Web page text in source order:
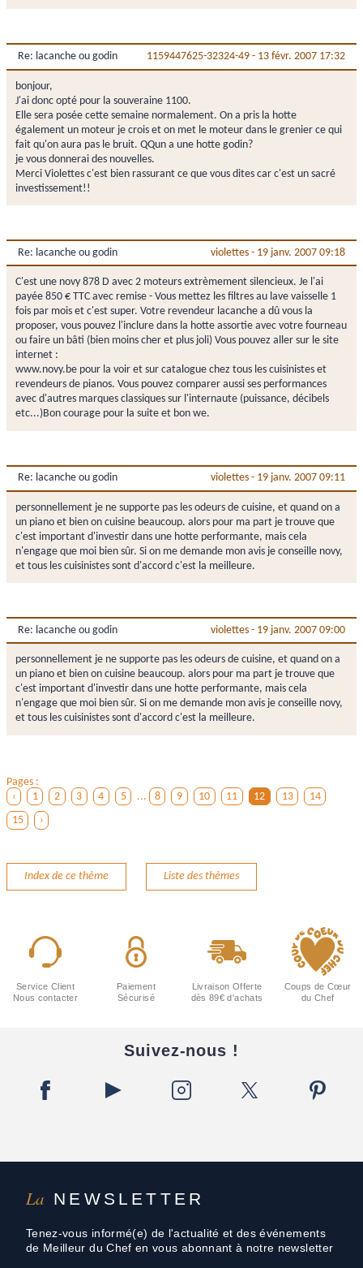
Re: lacanche ou godin 1159447625-32324-49 - 13 févr. 2007 17:32
bonjour,
J'ai donc opté pour la souveraine 1100.
Elle sera posée cette semaine normalement. On a pris la hotte
également un moteur je crois et on met le moteur dans le grenier ce qui
fait qu'on aura pas le bruit. QQun a une hotte godin?
je vous donnerai des nouvelles.
Merci Violettes c'est bien rassurant ce que vous dites car c'est un sacré
investissement!!
Re: lacanche ou godin violettes - 19 janv. 2007 09:18
C'est une novy 878 D avec 2 moteurs extrèmement silencieux. Je l'ai
payée 850 € TTC avec remise - Vous mettez les filtres au lave vaisselle 1
fois par mois et c'est super. Votre revendeur lacanche a dû vous la
proposer, vous pouvez l'inclure dans la hotte assortie avec votre fourneau
ou faire un bâti (bien moins cher et plus joli) Vous pouvez aller sur le site
internet :
www.novy.be pour la voir et sur catalogue chez tous les cuisinistes et
revendeurs de pianos. Vous pouvez comparer aussi ses performances
avec d'autres marques classiques sur l'internaute (puissance, décibels
etc...)Bon courage pour la suite et bon we.
Re: lacanche ou godin violettes - 19 janv. 2007 09:11
personnellement je ne supporte pas les odeurs de cuisine, et quand on a
un piano et bien on cuisine beaucoup. alors pour ma part je trouve que
c'est important d'investir dans une hotte performante, mais cela
n'engage que moi bien sûr. Si on me demande mon avis je conseille novy,
et tous les cuisinistes sont d'accord c'est la meilleure.
Re: lacanche ou godin violettes - 19 janv. 2007 09:00
personnellement je ne supporte pas les odeurs de cuisine, et quand on a
un piano et bien on cuisine beaucoup. alors pour ma part je trouve que
c'est important d'investir dans une hotte performante, mais cela
n'engage que moi bien sûr. Si on me demande mon avis je conseille novy,
et tous les cuisinistes sont d'accord c'est la meilleure.
Pages :
‹
1 2 3 4 5 ... 8 9 10 11 12 13
14
15
›
Index de ce thème Liste des thèmes
La NEWSLETTER
Tenez-vous informé(e) de l'actualité et des événements
de Meilleur du Chef en vous abonnant à notre newsletter
Service Client
Nous contacter
Paiement
Sécurisé
Livraison Offerte
dès 89€ d'achats
Coups de Cœur
du Chef
Suivez-nous !